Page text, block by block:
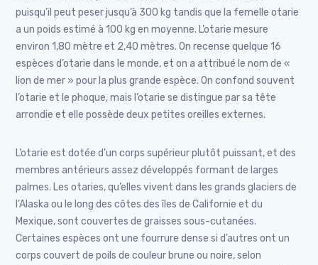
puisqu’il peut peser jusqu’à 300 kg tandis que la femelle otarie
a un poids estimé à 100 kg en moyenne. L’otarie mesure
environ 1,80 mètre et 2,40 mètres. On recense quelque 16
espèces d’otarie dans le monde, et on a attribué le nom de «
lion de mer » pour la plus grande espèce. On confond souvent
l’otarie et le phoque, mais l’otarie se distingue par sa tête
arrondie et elle possède deux petites oreilles externes.
L’otarie est dotée d’un corps supérieur plutôt puissant, et des
membres antérieurs assez développés formant de larges
palmes. Les otaries, qu’elles vivent dans les grands glaciers de
l’Alaska ou le long des côtes des îles de Californie et du
Mexique, sont couvertes de graisses sous-cutanées.
Certaines espèces ont une fourrure dense si d’autres ont un
corps couvert de poils de couleur brune ou noire, selon